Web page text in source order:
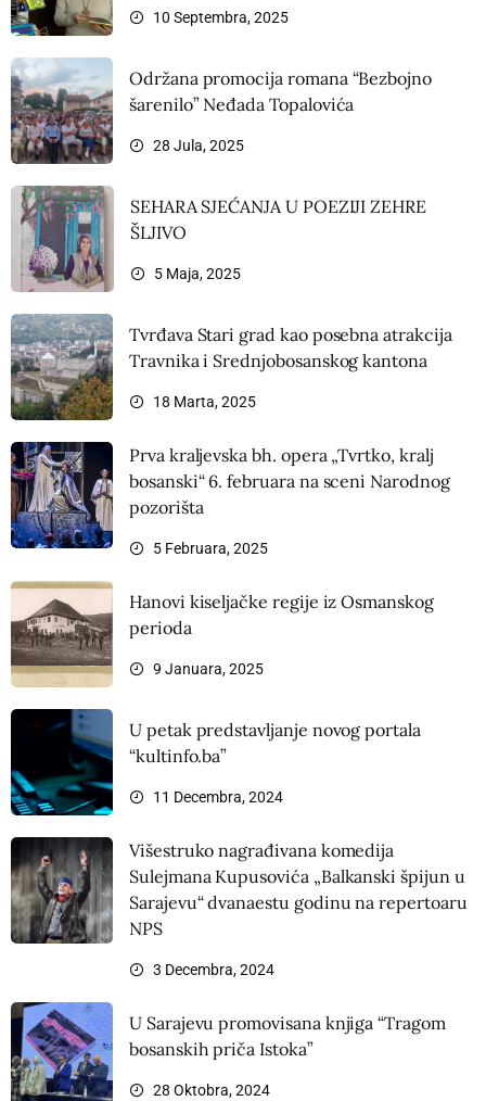
10 Septembra, 2025
Održana promocija romana “Bezbojno
šarenilo” Neđada Topalovića
28 Jula, 2025
SEHARA SJEĆANJA U POEZIJI ZEHRE
ŠLJIVO
5 Maja, 2025
Tvrđava Stari grad kao posebna atrakcija
Travnika i Srednjobosanskog kantona
18 Marta, 2025
Prva kraljevska bh. opera „Tvrtko, kralj
bosanski“ 6. februara na sceni Narodnog
pozorišta
5 Februara, 2025
Hanovi kiseljačke regije iz Osmanskog
perioda
9 Januara, 2025
U petak predstavljanje novog portala
“kultinfo.ba”
11 Decembra, 2024
Višestruko nagrađivana komedija
Sulejmana Kupusovića „Balkanski špijun u
Sarajevu“ dvanaestu godinu na repertoaru
NPS
3 Decembra, 2024
U Sarajevu promovisana knjiga “Tragom
bosanskih priča Istoka”
28 Oktobra, 2024